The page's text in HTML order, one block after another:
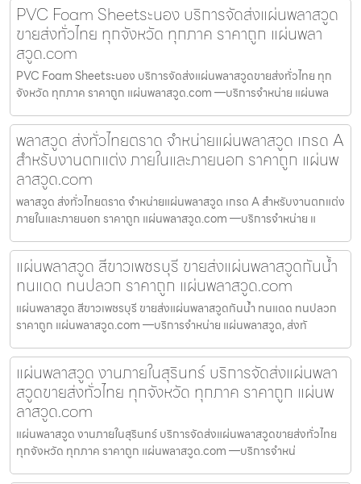
PVC Foam Sheetระนอง บริการจัดส่งแผ่นพลาสวูด
ขายส่งทั่วไทย ทุกจังหวัด ทุกภาค ราคาถูก แผ่นพลา
สวูด.com
PVC Foam Sheetระนอง บริการจัดส่งแผ่นพลาสวูดขายส่งทั่วไทย ทุก
จังหวัด ทุกภาค ราคาถูก แผ่นพลาสวูด.com —บริการจำหน่าย แผ่นพล
พลาสวูด ส่งทั่วไทยตราด จำหน่ายแผ่นพลาสวูด เกรด A
สำหรับงานตกแต่ง ภายในและภายนอก ราคาถูก แผ่นพ
ลาสวูด.com
พลาสวูด ส่งทั่วไทยตราด จำหน่ายแผ่นพลาสวูด เกรด A สำหรับงานตกแต่ง
ภายในและภายนอก ราคาถูก แผ่นพลาสวูด.com —บริการจำหน่าย แ
แผ่นพลาสวูด สีขาวเพชรบุรี ขายส่งแผ่นพลาสวูดกันน้ำ
ทนแดด ทนปลวก ราคาถูก แผ่นพลาสวูด.com
แผ่นพลาสวูด สีขาวเพชรบุรี ขายส่งแผ่นพลาสวูดกันน้ำ ทนแดด ทนปลวก
ราคาถูก แผ่นพลาสวูด.com —บริการจำหน่าย แผ่นพลาสวูด, ส่งทั
แผ่นพลาสวูด งานภายในสุรินทร์ บริการจัดส่งแผ่นพลา
สวูดขายส่งทั่วไทย ทุกจังหวัด ทุกภาค ราคาถูก แผ่นพ
ลาสวูด.com
แผ่นพลาสวูด งานภายในสุรินทร์ บริการจัดส่งแผ่นพลาสวูดขายส่งทั่วไทย
ทุกจังหวัด ทุกภาค ราคาถูก แผ่นพลาสวูด.com —บริการจำหน่